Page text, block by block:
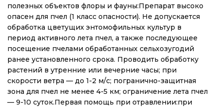
полезных объектов флоры и фауны:Препарат высоко
опасен для пчел (1 класс опасности). Не допускается
обработка цветущих энтомофильных культур в
период активного лета пчел, а также последующее
посещение пчелами обработанных сельхозугодий
ранее установленного срока. Проводить обработку
растений в утренние или вечерние часы; при
скорости ветра — до 1-2 м/с; погранично-защитная
зона для пчел не менее 4-5 км; ограничение лета пчел
— 9-10 суток.Первая помощь при отравлении:при